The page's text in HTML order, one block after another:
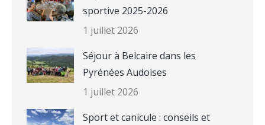
sportive 2025-2026
1 juillet 2026
Séjour à Belcaire dans les
Pyrénées Audoises
1 juillet 2026
Sport et canicule : conseils et